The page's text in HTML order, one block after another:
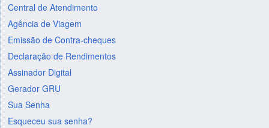
Central de Atendimento
Agência de Viagem
Emissão de Contra-cheques
Declaração de Rendimentos
Assinador Digital
Gerador GRU
Sua Senha
Esqueceu sua senha?